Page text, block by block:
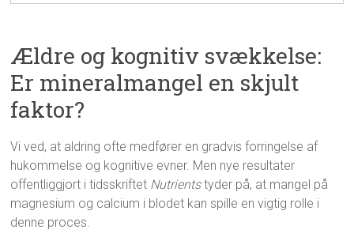
Ældre og kognitiv svækkelse:
Er mineralmangel en skjult
faktor?
Vi ved, at aldring ofte medfører en gradvis forringelse af
hukommelse og kognitive evner. Men nye resultater
offentliggjort i tidsskriftet Nutrientstyder på, at mangel på
magnesium og calcium i blodet kan spille en vigtig rolle i
denne proces​.